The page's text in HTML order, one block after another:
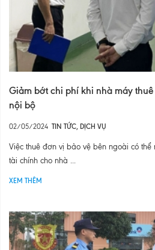
Giảm bớt chi phí khi nhà máy
nội bộ
02/05/2024 TIN TỨC, DỊCH VỤ
Việc thuê đơn vị bảo vệ bên ngoài có
tài chính cho nhà ...
XEM THÊM